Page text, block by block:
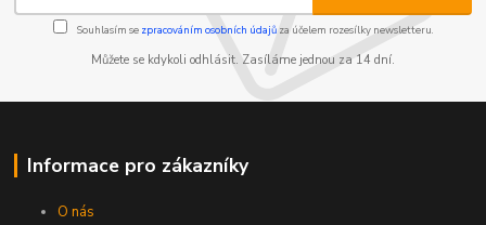
Souhlasím se zpracováním osobních údajůza účelem rozesílky newsletteru.
Můžete se kdykoli odhlásit. Zasíláme jednou za 14 dní.
Informace pro zákazníky
O nás